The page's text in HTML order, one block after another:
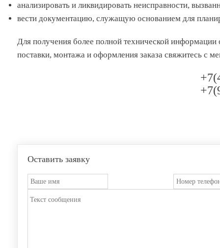
анализировать и ликвидировать неисправности,
вести документацию, служащую основанием для
Для получения более полной технической информации
поставки, монтажа и оформления заказа свяжитесь
Оставить заявку